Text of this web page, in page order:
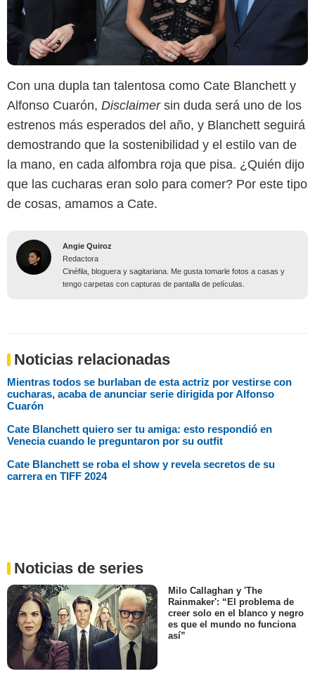
Con una dupla tan talentosa como Cate Blanchett y
Alfonso Cuarón, Disclaimersin duda será uno de los
estrenos más esperados del año, y Blanchett seguirá
demostrando que la sostenibilidad y el estilo van de
la mano, en cada alfombra roja que pisa. ¿Quién dijo
que las cucharas eran solo para comer? Por este tipo
de cosas, amamos a Cate.
Angie Quiroz
Redactora
Cinéfila, bloguera y sagitariana. Me gusta tomarle fotos a casas y
tengo carpetas con capturas de pantalla de películas.
Noticias relacionadas
Mientras todos se burlaban de esta actriz por vestirse con
cucharas, acaba de anunciar serie dirigida por Alfonso
Cuarón
Cate Blanchett quiero ser tu amiga: esto respondió en
Venecia cuando le preguntaron por su outfit
Cate Blanchett se roba el show y revela secretos de su
carrera en TIFF 2024
Noticias de series
Milo Callaghan y 'The
Rainmaker': “El problema de
creer solo en el blanco y negro
es que el mundo no funciona
así”